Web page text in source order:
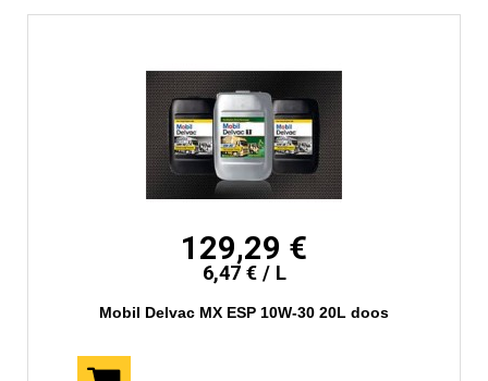
129,29 €
6,47 € / L
Mobil Delvac MX ESP 10W-30 20L doos